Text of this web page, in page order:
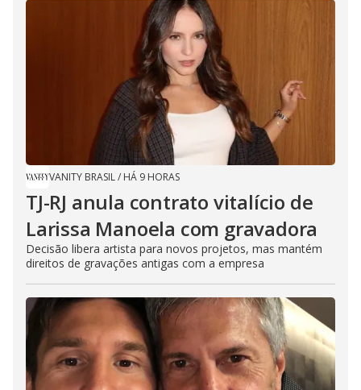
VANITY BRASIL/ HÁ 9 HORAS
TJ-RJ anula contrato vitalício de
Larissa Manoela com gravadora
Decisão libera artista para novos projetos, mas mantém
direitos de gravações antigas com a empresa